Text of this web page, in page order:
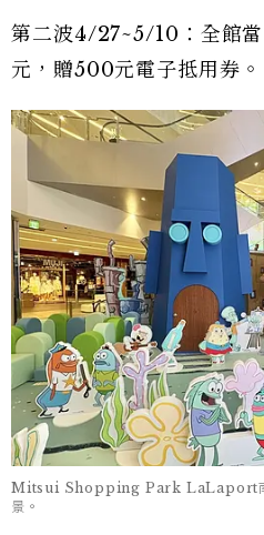
第二波4/27~5/10：全館
元，贈500元電子抵用券。
Mitsui Shopping Park LaLaport南
景。